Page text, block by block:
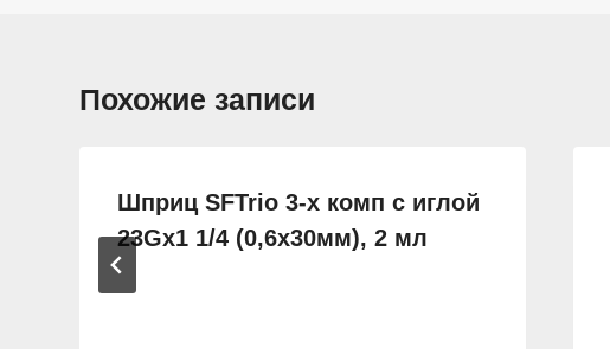
Похожие записи
Шприц SFTrio 3-х комп с иглой
23Gх1 1/4 (0,6х30мм), 2 мл